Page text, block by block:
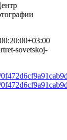
sovetskoj-